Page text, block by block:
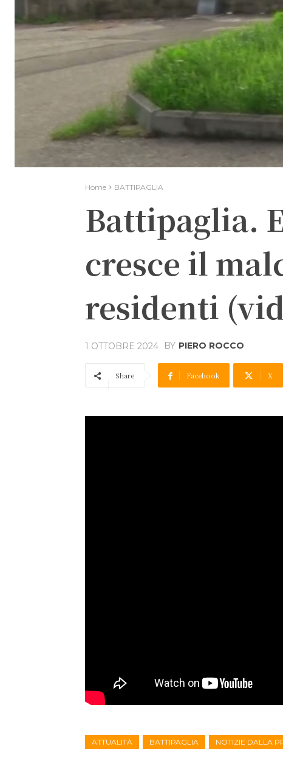
Home BATTIPAGLIA
Battipaglia.
cresce il
residenti
1 OTTOBRE 2024 BY PIERO ROCCO
Share Facebook X
ATTUALITÀ BATTIPAGLIA NOTIZIE DALLA